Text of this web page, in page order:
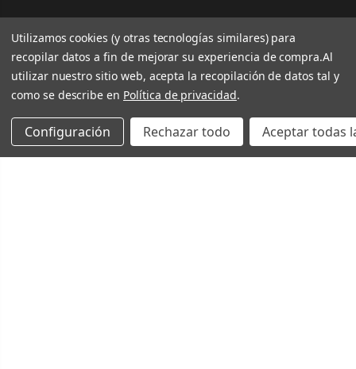
Utilizamos cookies (y otras tecnologías similares) para
recopilar datos a fin de mejorar su experiencia de compra.Al
utilizar nuestro sitio web, acepta la recopilación de datos tal y
como se describe en Política de privacidad.
Configuración Rechazar todo Aceptar todas